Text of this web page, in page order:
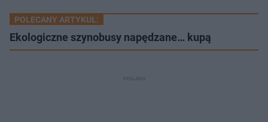
POLECANY ARTYKUŁ:
Ekologiczne szynobusy napędzane… kupą